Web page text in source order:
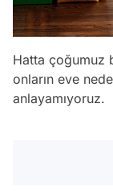
Hatta çoğumuz
onların eve
anlayamıyoruz.